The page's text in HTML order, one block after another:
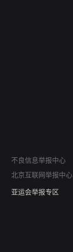
不良信息举报中心
北京互联网举报中心
12318 文化市场举报
算法推荐专项举报